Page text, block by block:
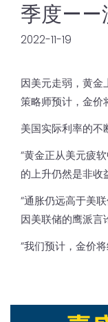
季度——
2022-11-19
因美元走弱，黄
策略师预计，金价
美国实际利率的不
“黄金正从美元疲
的上升仍然是非收
“通胀仍远高于美
因美联储的鹰派言
“我们预计，金价